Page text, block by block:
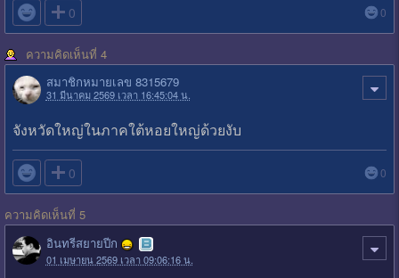
 0 0
ความคิดเห็นที่ 4
สมาชิกหมายเลข 8315679
31 มีนาคม 2569 เวลา 16:45:04 น.
จังหวัดใหญ่ในภาคใต้หอยใหญ่ด้วยงับ
 0 0
ความคิดเห็นที่ 5
อินทรีสยายปีก
01 เมษายน 2569 เวลา 09:06:16 น.